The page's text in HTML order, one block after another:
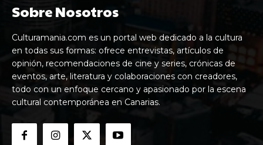
Sobre Nosotros
Culturamania.com es un portal web dedicado a la cultura
en todas sus formas: ofrece entrevistas, artículos de
opinión, recomendaciones de cine y series, crónicas de
eventos, arte, literatura y colaboraciones con creadores,
todo con un enfoque cercano y apasionado por la escena
cultural contemporánea en Canarias.